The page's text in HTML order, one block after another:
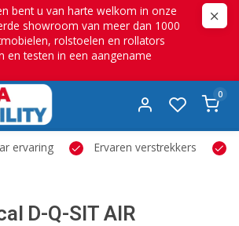
bent u van harte welkom in onze
showroom van meer dan 1000
rolstoelen en rollators
en testen in een aangename
0
ervaring Ervaren verstrekkers
D-Q-SIT AIR